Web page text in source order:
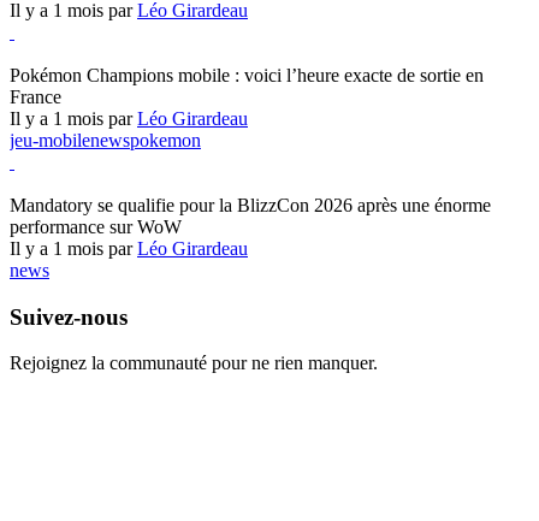
Il y a 1 mois parLéo Girardeau
Pokémon Champions mobile : voici l’heure exacte de sortie en
France
Il y a 1 mois parLéo Girardeau
jeu-mobilenewspokemon
Mandatory se qualifie pour la BlizzCon 2026 après une énorme
performance sur WoW
Il y a 1 mois parLéo Girardeau
news
Suivez-nous
Rejoignez la communauté pour ne rien manquer.